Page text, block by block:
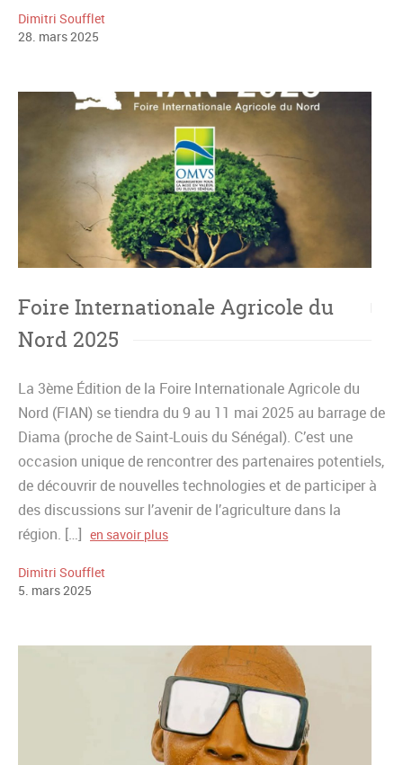
Dimitri Soufflet
28 mars2025
Foire Internationale Agricole du
Nord 2025
La 3ème Édition de la Foire Internationale Agricole du
Nord (FIAN) se tiendra du 9 au 11 mai 2025 au barrage de
Diama (proche de Saint-Louis du Sénégal). C’est une
occasion unique de rencontrer des partenaires potentiels,
de découvrir de nouvelles technologies et de participer à
des discussions sur l’avenir de l’agriculture dans la
région. […] en savoir plus
Dimitri Soufflet
5. mars2025